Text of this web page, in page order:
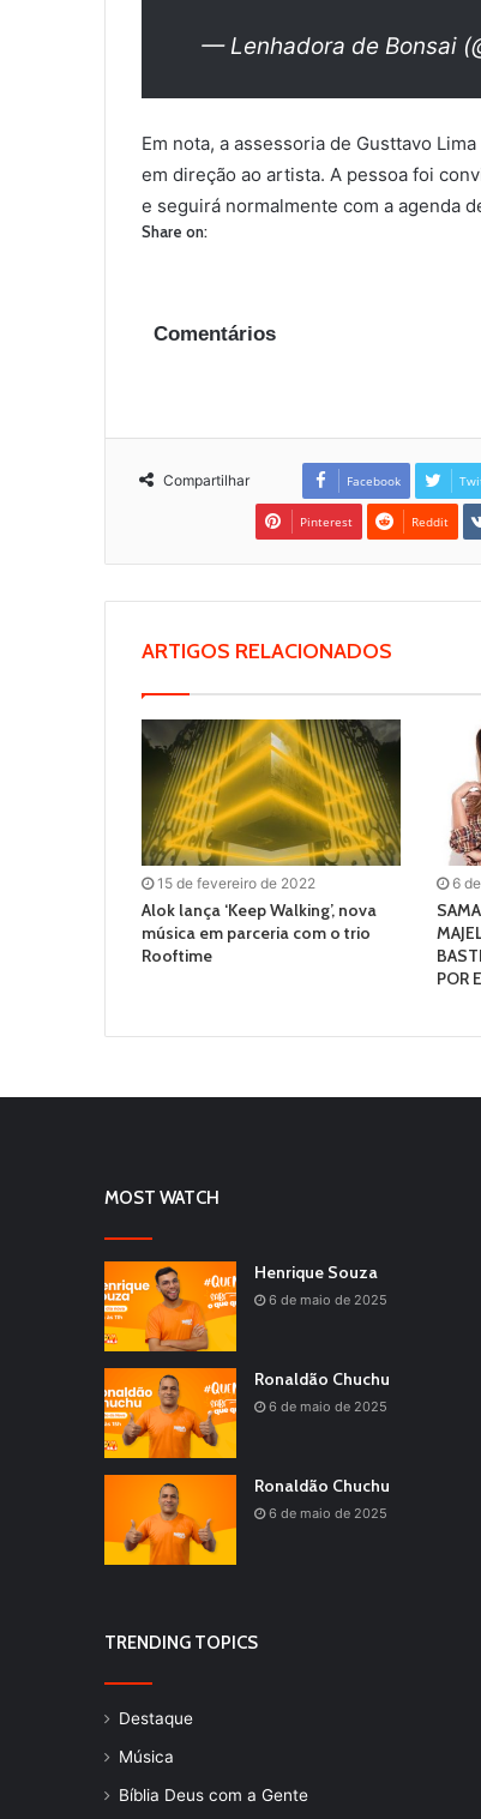
— Lenhadora de Bonsai
Em nota, a assessoria de Gusttavo
em direção ao artista. A pessoa foi
e seguirá normalmente com a agenda
Share on:
Comentários
Compartilhar Facebook
Pinterest Reddit
ARTIGOS RELACIONADOS
15 de fevereiro de 2022
Alok lança ‘Keep Walking’, nova
música em parceria com o trio
Rooftime
6
POR
MOST WATCH
Henrique Souza
6 de maio de 2025
Ronaldão Chuchu
6 de maio de 2025
Ronaldão Chuchu
6 de maio de 2025
TRENDING TOPICS
Destaque
Música
Bíblia Deus com a Gente